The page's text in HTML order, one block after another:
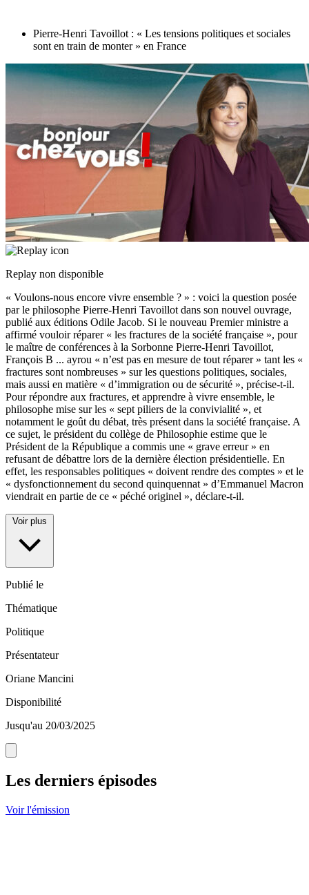
Pierre-Henri Tavoillot : « Les tensions politiques et sociales
sont en train de monter » en France
Replay non disponible
« Voulons-nous encore vivre ensemble ? » : voici la question posée
par le philosophe Pierre-Henri Tavoillot dans son nouvel ouvrage,
publié aux éditions Odile Jacob. Si le nouveau Premier ministre a
affirmé vouloir réparer « les fractures de la société française », pour
le maître de conférences à la Sorbonne Pierre-Henri Tavoillot,
François B ... ayrou « n’est pas en mesure de tout réparer » tant les «
fractures sont nombreuses » sur les questions politiques, sociales,
mais aussi en matière « d’immigration ou de sécurité », précise-t-il.
Pour répondre aux fractures, et apprendre à vivre ensemble, le
philosophe mise sur les « sept piliers de la convivialité », et
notamment le goût du débat, très présent dans la société française. A
ce sujet, le président du collège de Philosophie estime que le
Président de la République a commis une « grave erreur » en
refusant de débattre lors de la dernière élection présidentielle. En
effet, les responsables politiques « doivent rendre des comptes » et le
« dysfonctionnement du second quinquennat » d’Emmanuel Macron
viendrait en partie de ce « péché originel », déclare-t-il.
Voir plus
Publié le
Thématique
Politique
Présentateur
Oriane Mancini
Disponibilité
Jusqu'au 20/03/2025
Les derniers épisodes
Voir l'émission